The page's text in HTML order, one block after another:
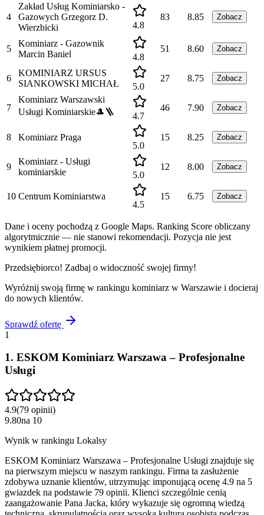
4
Zakład Usług Kominiarsko -
Gazowych Grzegorz D.
Wierzbicki
4.8
83 8.85 Zobacz
5
Kominiarz - Gazownik
Marcin Baniel
4.8
51 8.60 Zobacz
6
KOMINIARZ URSUS
SIANKOWSKI MICHAŁ
5.0
27 8.75 Zobacz
7
Kominiarz Warszawski
Usługi Kominiarskie🎩🪜
4.7
46 7.90 Zobacz
8
Kominiarz Praga
5.0
15 8.25 Zobacz
9
Kominiarz - Usługi
kominiarskie
5.0
12 8.00 Zobacz
10 Centrum Kominiarstwa
4.5
15 6.75 Zobacz
Dane i oceny pochodzą z Google Maps. Ranking Score obliczany
algorytmicznie — nie stanowi rekomendacji. Pozycja nie jest
wynikiem płatnej promocji.
Przedsiębiorco! Zadbaj o widoczność swojej firmy!
Wyróżnij swoją firmę w rankingu kominiarz w Warszawie i docieraj
do nowych klientów.
Sprawdź ofertę
1
1. ESKOM Kominiarz Warszawa – Profesjonalne
Usługi
4.9(79 opinii)
9.80na 10
Wynik w rankingu Lokalsy
ESKOM Kominiarz Warszawa – Profesjonalne Usługi znajduje się
na pierwszym miejscu w naszym rankingu. Firma ta zasłużenie
zdobywa uznanie klientów, utrzymując imponującą ocenę 4.9 na 5
gwiazdek na podstawie 79 opinii. Klienci szczególnie cenią
zaangażowanie Pana Jacka, który wykazuje się ogromną wiedzą